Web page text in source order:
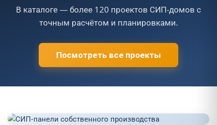
В каталоге — более 120 проектов СИП-домов с
точным расчётом и планировками.
Посмотреть все проекты